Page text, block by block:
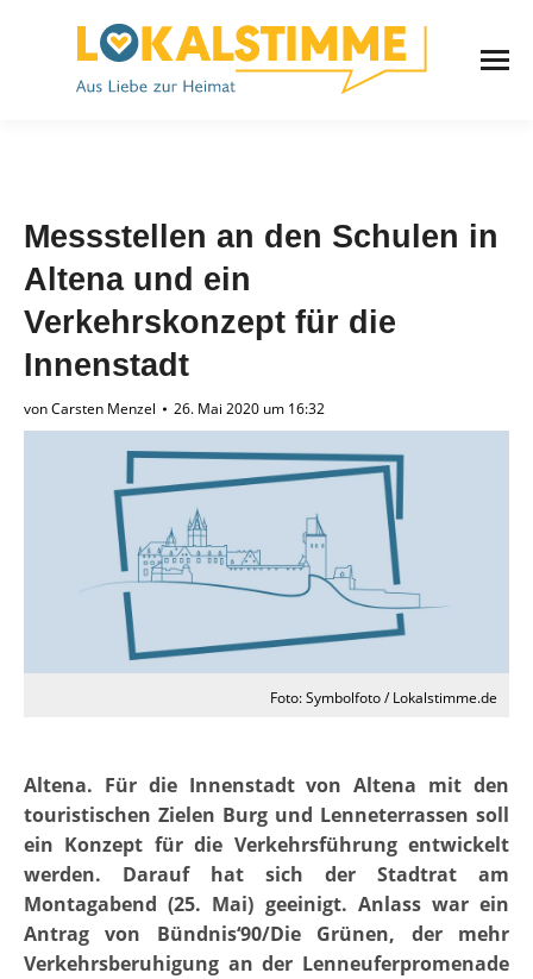
Messstellen an den Schulen in
Altena und ein
Verkehrskonzept für die
Innenstadt
vonCarsten Menzel 26. Mai 2020 um 16:32
Foto: Symbolfoto / Lokalstimme.de
Altena. Für die Innenstadt von Altena mit den
touristischen Zielen Burg und Lenneterrassen soll
ein Konzept für die Verkehrsführung entwickelt
werden. Darauf hat sich der Stadtrat am
Montagabend (25. Mai) geeinigt. Anlass war ein
Antrag von Bündnis‘90/Die Grünen, der mehr
Verkehrsberuhigung an der Lenneuferpromenade